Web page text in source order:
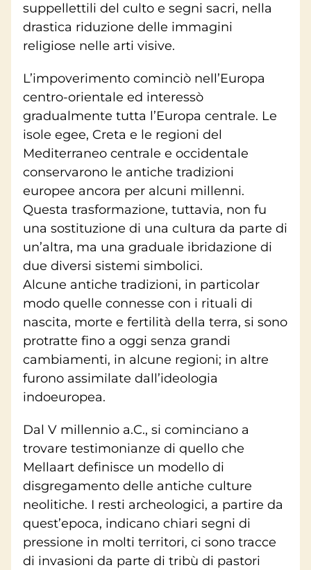
suppellettili del culto e segni sacri, nella
drastica riduzione delle immagini
religiose nelle arti visive.
L’impoverimento cominciò nell’Europa
centro-orientale ed interessò
gradualmente tutta l’Europa centrale. Le
isole egee, Creta e le regioni del
Mediterraneo centrale e occidentale
conservarono le antiche tradizioni
europee ancora per alcuni millenni.
Questa trasformazione, tuttavia, non fu
una sostituzione di una cultura da parte di
un’altra, ma una graduale ibridazione di
due diversi sistemi simbolici.
Alcune antiche tradizioni, in particolar
modo quelle connesse con i rituali di
nascita, morte e fertilità della terra, si sono
protratte fino a oggi senza grandi
cambiamenti, in alcune regioni; in altre
furono assimilate dall’ideologia
indoeuropea.
Dal V millennio a.C., si cominciano a
trovare testimonianze di quello che
Mellaart definisce un modello di
disgregamento delle antiche culture
neolitiche. I resti archeologici, a partire da
quest’epoca, indicano chiari segni di
pressione in molti territori, ci sono tracce
di invasioni da parte di tribù di pastori